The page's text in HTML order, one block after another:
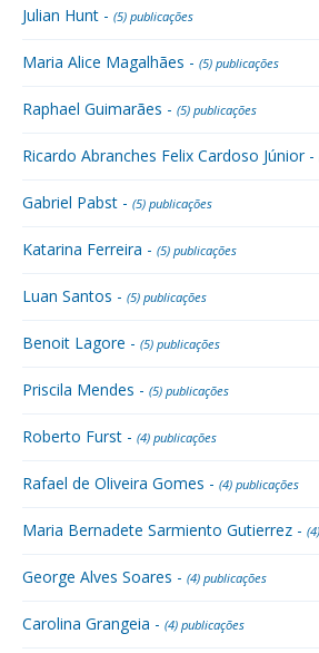
Julian Hunt - (5) publicações
Maria Alice Magalhães - (5) publicações
Raphael Guimarães - (5) publicações
Ricardo Abranches Felix Cardoso Júnior -
Gabriel Pabst - (5) publicações
Katarina Ferreira - (5) publicações
Luan Santos - (5) publicações
Benoit Lagore - (5) publicações
Priscila Mendes - (5) publicações
Roberto Furst - (4) publicações
Rafael de Oliveira Gomes - (4) publicações
Maria Bernadete Sarmiento Gutierrez -
George Alves Soares - (4) publicações
Carolina Grangeia - (4) publicações